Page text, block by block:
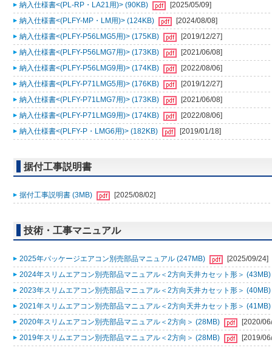
納入仕様書<(PL-RP・LA21用)> (90KB)
[2025/05/09]
納入仕様書<(PLFY-MP・LM用)> (124KB)
[2024/08/08]
納入仕様書<(PLFY-P56LMG5用)> (175KB)
[2019/12/27]
納入仕様書<(PLFY-P56LMG7用)> (173KB)
[2021/06/08]
納入仕様書<(PLFY-P56LMG9用)> (174KB)
[2022/08/06]
納入仕様書<(PLFY-P71LMG5用)> (176KB)
[2019/12/27]
納入仕様書<(PLFY-P71LMG7用)> (173KB)
[2021/06/08]
納入仕様書<(PLFY-P71LMG9用)> (174KB)
[2022/08/06]
納入仕様書<(PLFY-P・LMG6用)> (182KB)
[2019/01/18]
据付工事説明書
据付工事説明書 (3MB) [2025/08/02]
技術・工事マニュアル
2025年パッケージエアコン別売部品マニュアル (247MB)
[2025/09/24]
2024年スリムエアコン別売部品マニュアル＜2方向天井カセット形＞ (43MB)
2023年スリムエアコン別売部品マニュアル＜2方向天井カセット形＞ (40MB)
2021年スリムエアコン別売部品マニュアル＜2方向天井カセット形＞ (41MB)
2020年スリムエアコン別売部品マニュアル＜2方向＞ (28MB)
[2020/
2019年スリムエアコン別売部品マニュアル＜2方向＞ (28MB)
[2019/